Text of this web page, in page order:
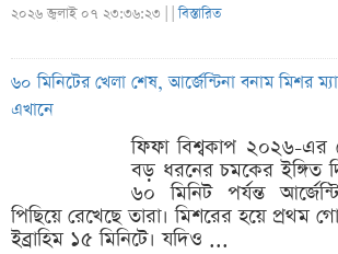
২০২৬ জুলাই ০৭ ২৩:৩৬:২৩ | |বিস্তারিত
৬০ মিনিটের খেলা শেষ, আর্জেন্টিনা বনাম মিশর
এখানে
ফিফা বিশ্বকাপ ২০২৬-এর
বড় ধরনের চমকের ইঙ্গিত
৬০ মিনিট পর্যন্ত
পিছিয়ে রেখেছে তারা। মিশরের হয়ে প্রথম
ইব্রাহিম ১৫ মিনিটে। যদিও ...